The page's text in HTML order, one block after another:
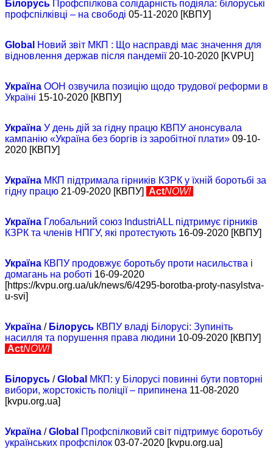
Білорусь Профспілкова солідарність подіяла: білоруські
профспілківці – на свободі 05-11-2020 [КВПУ]
Global Новий звіт МКП : Що насправді має значення для
відновлення держав після пандемії20-10-2020 [KVPU]
Україна ООН озвучила позицію щодо трудової реформи в
Україні 15-10-2020 [КВПУ]
Україна У день дій за гідну працю КВПУ анонсувала
кампанію «Україна без боргів із заробітної плати» 09-10-
2020 [КВПУ]
Україна МКП підтримала гірників КЗРК у їхній боротьбі за
гідну працю 21-09-2020 [КВПУ] ActNOW!
Україна Глобальний союз IndustriALL підтримує гірників
КЗРК та членів НПГУ, які протестують 16-09-2020 [КВПУ]
Україна КВПУ продовжує боротьбу проти насильства і
домагань на роботі 16-09-2020
[https://kvpu.org.ua/uk/news/6/4295-borotba-proty-nasylstva-
u-svi]
Україна / Білорусь КВПУ владі Білорусі: Зупиніть
насилля та порушення права людини 10-09-2020 [КВПУ]
ActNOW!
Білорусь /Global МКП: у Білорусі повинні бути повторні
вибори, жорстокість поліції – припинена 11-08-2020
[kvpu.org.ua]
Україна /Global Профспілковий світ підтримує боротьбу
українських профспілок 03-07-2020 [kvpu.org.ua]